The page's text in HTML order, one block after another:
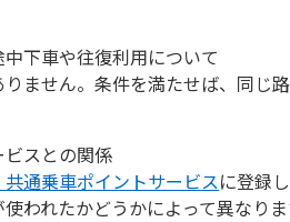
下車や往復利用について
ません。条件を満たせば、同じ
スとの関係
共通乗車ポイントサービスに登録
われたかどうかによって異なり